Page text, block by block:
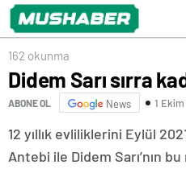
162 okunma
Didem Sarı sırra
ABONE OL News 1
12 yıllık evliliklerini Eylül
Antebi ile Didem Sarı’nın